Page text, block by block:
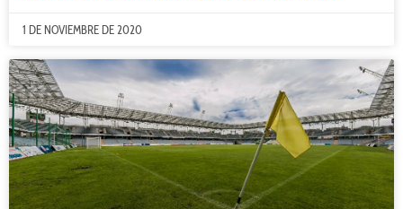
1 DE NOVIEMBRE DE 2020